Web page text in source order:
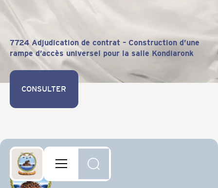
7724 Adjudication de contrat – Construction d’une
rampe d’accès universel pour la salle Kondiaronk
CONSULTER
CONSULTER